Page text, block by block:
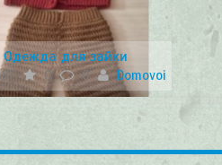
Одежда для зайки
0 0 Domovoi